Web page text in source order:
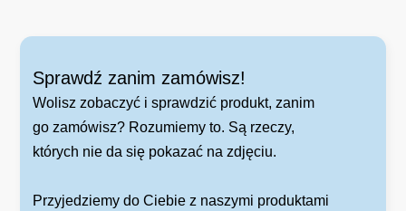
Sprawdź zanim zamówisz!
Wolisz zobaczyć i sprawdzić produkt, zanim
go zamówisz? Rozumiemy to. Są rzeczy,
których nie da się pokazać na zdjęciu.
Przyjedziemy do Ciebie z naszymi produktami